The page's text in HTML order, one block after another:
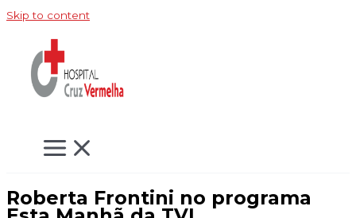
Skip to content
Roberta Frontini no programa